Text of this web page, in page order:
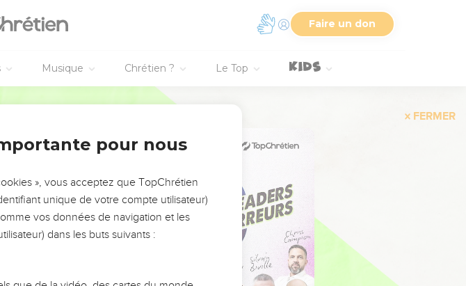
Faire un don
Musique Chrétien ? Le Top
FERMER
Mais on voit
ce sont
leurs erreurs
pour nous
», vous acceptez que TopChrétien
unique de votre compte utilisateur)
vos données de navigation et les
dans les buts suivants :